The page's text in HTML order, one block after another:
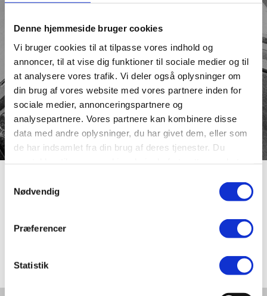
Denne hjemmeside bruger cookies
Vi bruger cookies til at tilpasse vores indhold og
annoncer, til at vise dig funktioner til sociale medier og til
at analysere vores trafik. Vi deler også oplysninger om
din brug af vores website med vores partnere inden for
sociale medier, annonceringspartnere og
analysepartnere. Vores partnere kan kombinere disse
data med andre oplysninger, du har givet dem, eller som
de har indsamlet fra din brug af deres tjenester. Du
Nødvendig
Præferencer
Statistik
Engelmands Gyde
Engelmands Gyde findes på kortet fra 1795. I dag hedder